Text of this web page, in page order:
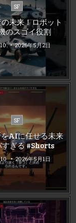
Posted
in
SF
未来！ロボット
のスゴイ役割
2026年5月2日
Posted
in
SF
AIに任せる未来
すぎる #Shorts
2026年5月1日